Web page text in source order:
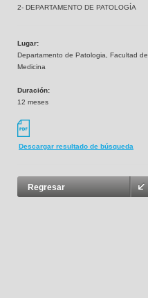
2- DEPARTAMENTO DE PATOLOGÍA
Lugar:
Departamento de Patologia, Facultad de
Medicina
Duración:
12 meses
Descargar resultado de búsqueda
Regresar